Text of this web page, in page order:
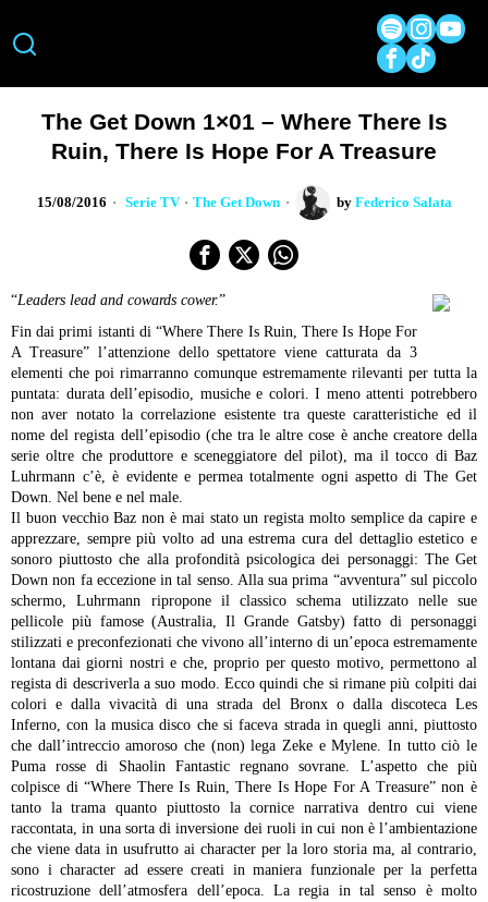
The Get Down 1×01 – Where There Is
Ruin, There Is Hope For A Treasure
15/08/2016 Serie TV · The Get Down by Federico Salata
“Leaders lead and cowards cower.”
Fin dai primi istanti di “Where There Is Ruin, There Is Hope For
A Treasure” l’attenzione dello spettatore viene catturata da 3
elementi che poi rimarranno comunque estremamente rilevanti per tutta la
puntata: durata dell’episodio, musiche e colori. I meno attenti potrebbero
non aver notato la correlazione esistente tra queste caratteristiche ed il
nome del regista dell’episodio (che tra le altre cose è anche creatore della
serie oltre che produttore e sceneggiatore del pilot), ma il tocco di Baz
Luhrmann c’è, è evidente e permea totalmente ogni aspetto di The Get
Down. Nel bene e nel male.
Il buon vecchio Baz non è mai stato un regista molto semplice da capire e
apprezzare, sempre più volto ad una estrema cura del dettaglio estetico e
sonoro piuttosto che alla profondità psicologica dei personaggi: The Get
Down non fa eccezione in tal senso. Alla sua prima “avventura” sul piccolo
schermo, Luhrmann ripropone il classico schema utilizzato nelle sue
pellicole più famose (Australia, Il Grande Gatsby) fatto di personaggi
stilizzati e preconfezionati che vivono all’interno di un’epoca estremamente
lontana dai giorni nostri e che, proprio per questo motivo, permettono al
regista di descriverla a suo modo. Ecco quindi che si rimane più colpiti dai
colori e dalla vivacità di una strada del Bronx o dalla discoteca Les
Inferno, con la musica disco che si faceva strada in quegli anni, piuttosto
che dall’intreccio amoroso che (non) lega Zeke e Mylene. In tutto ciò le
Puma rosse di Shaolin Fantastic regnano sovrane. L’aspetto che più
colpisce di “Where There Is Ruin, There Is Hope For A Treasure” non è
tanto la trama quanto piuttosto la cornice narrativa dentro cui viene
raccontata, in una sorta di inversione dei ruoli in cui non è l’ambientazione
che viene data in usufrutto ai character per la loro storia ma, al contrario,
sono i character ad essere creati in maniera funzionale per la perfetta
ricostruzione dell’atmosfera dell’epoca. La regia in tal senso è molto